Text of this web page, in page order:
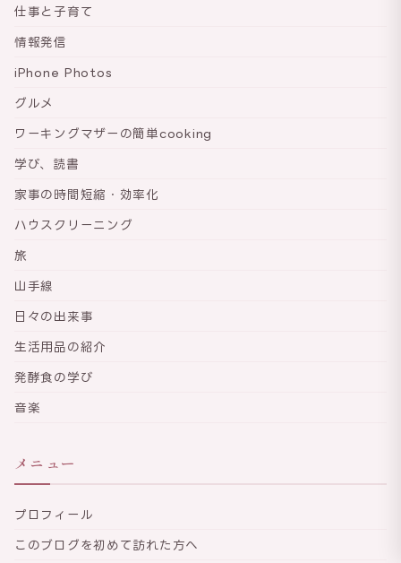
仕事と子育て
情報発信
iPhone Photos
グルメ
ワーキングマザーの簡単cooking
学び、読書
家事の時間短縮・効率化
ハウスクリーニング
旅
山手線
日々の出来事
生活用品の紹介
発酵食の学び
音楽
メニュー
プロフィール
このブログを初めて訪れた方へ